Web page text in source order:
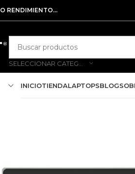
RENDIMIENTO...
INICIOTIENDALAPTOPSBLOG